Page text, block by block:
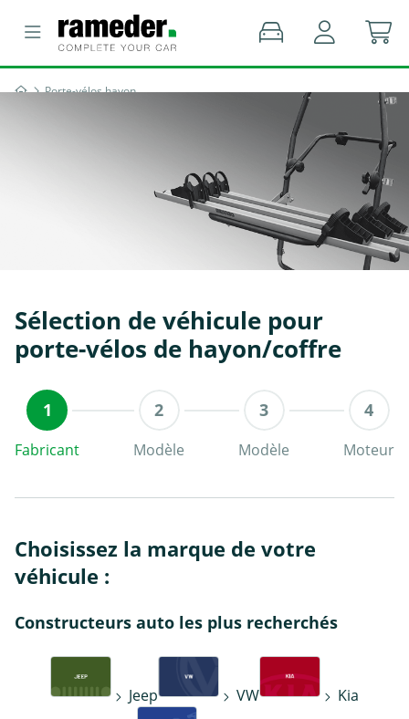
Porte-vélos hayon
Sélection de véhicule pour
porte-vélos de hayon/coffre
Fabricant Modèle Modèle Moteur
Choisissez la marque de votre
véhicule :
Constructeurs auto les plus recherchés
Jeep VW Kia